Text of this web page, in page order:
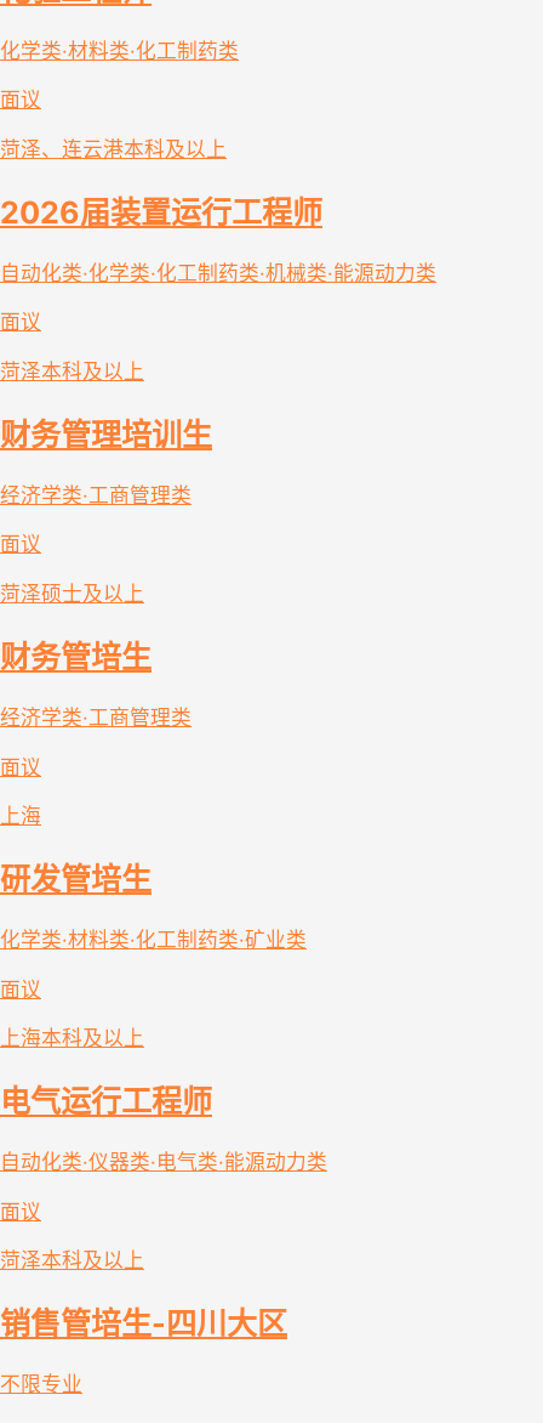
化学类·材料类·化工制药类
面议
菏泽、连云港本科及以上
2026届装置运行工程师
自动化类·化学类·化工制药类·机械类·能源动力类
面议
菏泽本科及以上
财务管理培训生
经济学类·工商管理类
面议
菏泽硕士及以上
财务管培生
经济学类·工商管理类
面议
上海
研发管培生
化学类·材料类·化工制药类·矿业类
面议
上海本科及以上
电气运行工程师
自动化类·仪器类·电气类·能源动力类
面议
菏泽本科及以上
销售管培生-四川大区
不限专业